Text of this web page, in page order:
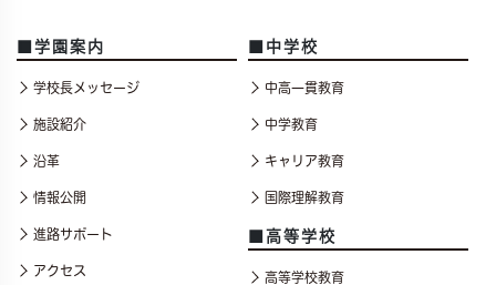
■学園案内
学校長メッセージ
施設紹介
沿革
情報公開
進路サポート
アクセス
■中学校
中高一貫教育
中学教育
キャリア教育
国際理解教育
■高等学校
高等学校教育